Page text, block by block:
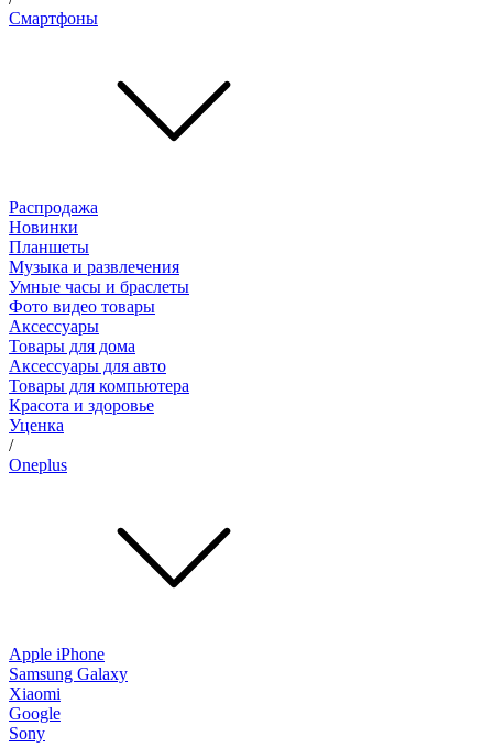
Смартфоны
Распродажа
Новинки
Планшеты
Музыка и развлечения
Умные часы и браслеты
Фото видео товары
Аксессуары
Товары для дома
Аксессуары для авто
Товары для компьютера
Красота и здоровье
Уценка
/
Oneplus
Apple iPhone
Samsung Galaxy
Xiaomi
Google
Sony